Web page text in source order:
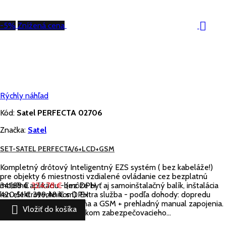
-5% Znížená cena 
Rýchly náhľad
Kód: Satel PERFECTA 02706
Značka: Satel
SET-SATEL PERFECTA/6+LCD+GSM
Kompletný drôtový Inteligentný EZS systém ( bez kabeláže!)
pre objekty 6 miestnosti vzdialené ovládanie cez bezplatnú
mobilnú aplikáciu - (môže byť aj samoinštalačný balík, inštalácia
len elektrotechnikom). Extra služba - podľa dohody: dopredu
naprogramovaná ústredňa a GSM + prehladný manual zapojenia.
Ústredňa je hlavným prvkom zabezpečovacieho...
341,88 € 324,78 € bez DPH
420,51 € 399,48 € s DPH
 Vložiť do košíka